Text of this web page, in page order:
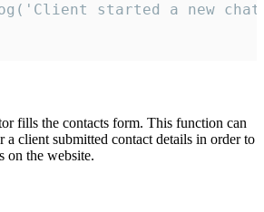
started a new
fills the contacts form. This function can
a client submitted contact details in order to
on the website.